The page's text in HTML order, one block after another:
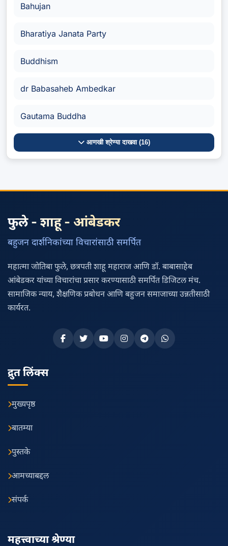
Bahujan
Bharatiya Janata Party
Buddhism
dr Babasaheb Ambedkar
Gautama Buddha
आणखी श्रेण्या दाखवा (16)
फुले - शाहू - आंबेडकर
बहुजन दार्शनिकांच्या विचारांसाठी समर्पित
महात्मा जोतिबा फुले, छत्रपती शाहू महाराज आणि डॉ. बाबासाहेब
आंबेडकर यांच्या विचारांचा प्रसार करण्यासाठी समर्पित डिजिटल मंच.
सामाजिक न्याय, शैक्षणिक प्रबोधन आणि बहुजन समाजाच्या उन्नतीसाठी
कार्यरत.
द्रुत लिंक्स
मुख्यपृष्ठ
बातम्या
पुस्तके
आमच्याबद्दल
संपर्क
महत्त्वाच्या श्रेण्या